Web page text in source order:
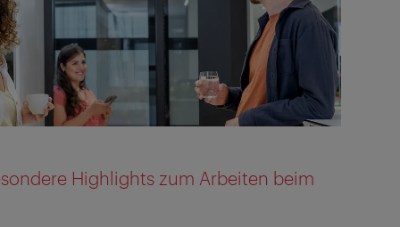
Highlights zum Arbeiten beim